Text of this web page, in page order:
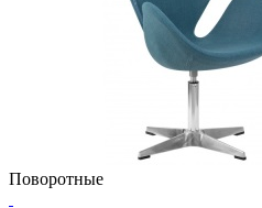
Поворотные